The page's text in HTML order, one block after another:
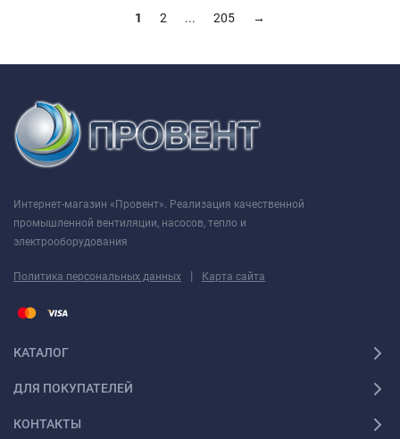
1 2 ... 205 →
Интернет-магазин «Провент». Реализация качественной
промышленной вентиляции, насосов, тепло и
электрооборудования
Политика персональных данных | Карта сайта
КАТАЛОГ
ДЛЯ ПОКУПАТЕЛЕЙ
КОНТАКТЫ